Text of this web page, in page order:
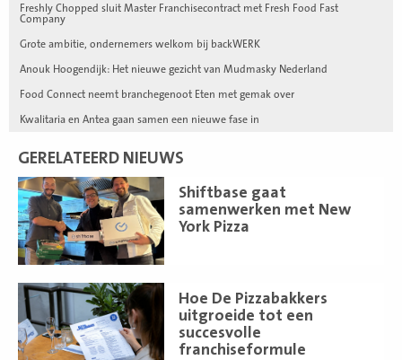
Freshly Chopped sluit Master Franchisecontract met Fresh Food Fast
Company
Grote ambitie, ondernemers welkom bij backWERK
Anouk Hoogendijk: Het nieuwe gezicht van Mudmasky Nederland
Food Connect neemt branchegenoot Eten met gemak over
Kwalitaria en Antea gaan samen een nieuwe fase in
GERELATEERD NIEUWS
Shiftbase gaat
samenwerken met New
York Pizza
Lees
meer
Hoe De Pizzabakkers
uitgroeide tot een
succesvolle
franchiseformule
Lees
meer